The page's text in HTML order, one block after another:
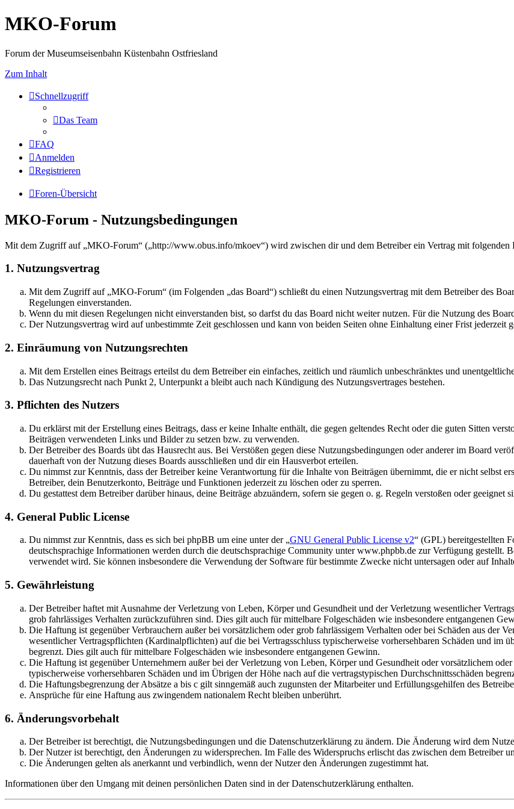
MKO-Forum
Forum der Museumseisenbahn Küstenbahn Ostfriesland
Zum Inhalt
Schnellzugriff
Das Team
FAQ
Anmelden
Registrieren
Foren-Übersicht
MKO-Forum - Nutzungsbedingungen
Mit dem Zugriff auf „MKO-Forum“ („http://www.obus.info/mkoev“) wird zwischen dir und dem Betreiber ein Vertrag mit folgenden
1. Nutzungsvertrag
Mit dem Zugriff auf „MKO-Forum“ (im Folgenden „das Board“) schließt du einen Nutzungsvertrag mit dem Betreiber des
Regelungen einverstanden.
Wenn du mit diesen Regelungen nicht einverstanden bist, so darfst du das Board nicht weiter nutzen. Für die Nutzung des
Der Nutzungsvertrag wird auf unbestimmte Zeit geschlossen und kann von beiden Seiten ohne Einhaltung einer Frist jederzeit
2. Einräumung von Nutzungsrechten
Mit dem Erstellen eines Beitrags erteilst du dem Betreiber ein einfaches, zeitlich und räumlich unbeschränktes und
Das Nutzungsrecht nach Punkt 2, Unterpunkt a bleibt auch nach Kündigung des Nutzungsvertrages bestehen.
3. Pflichten des Nutzers
Du erklärst mit der Erstellung eines Beitrags, dass er keine Inhalte enthält, die gegen geltendes Recht oder die guten Sitten
Beiträgen verwendeten Links und Bilder zu setzen bzw. zu verwenden.
Der Betreiber des Boards übt das Hausrecht aus. Bei Verstößen gegen diese Nutzungsbedingungen oder anderer im Board
dauerhaft von der Nutzung dieses Boards ausschließen und dir ein Hausverbot erteilen.
Du nimmst zur Kenntnis, dass der Betreiber keine Verantwortung für die Inhalte von Beiträgen übernimmt, die er nicht selbst
Betreiber, dein Benutzerkonto, Beiträge und Funktionen jederzeit zu löschen oder zu sperren.
Du gestattest dem Betreiber darüber hinaus, deine Beiträge abzuändern, sofern sie gegen o. g. Regeln verstoßen oder geeignet
4. General Public License
Du nimmst zur Kenntnis, dass es sich bei phpBB um eine unter der „GNU General Public License v2“ (GPL) bereitgestellten
deutschsprachige Informationen werden durch die deutschsprachige Community unter www.phpbb.de zur Verfügung gestellt.
verwendet wird. Sie können insbesondere die Verwendung der Software für bestimmte Zwecke nicht untersagen oder auf
5. Gewährleistung
Der Betreiber haftet mit Ausnahme der Verletzung von Leben, Körper und Gesundheit und der Verletzung wesentlicher
grob fahrlässiges Verhalten zurückzuführen sind. Dies gilt auch für mittelbare Folgeschäden wie insbesondere entgangenen
Die Haftung ist gegenüber Verbrauchern außer bei vorsätzlichem oder grob fahrlässigem Verhalten oder bei Schäden aus der
wesentlicher Vertragspflichten (Kardinalpflichten) auf die bei Vertragsschluss typischerweise vorhersehbaren Schäden und im
begrenzt. Dies gilt auch für mittelbare Folgeschäden wie insbesondere entgangenen Gewinn.
Die Haftung ist gegenüber Unternehmern außer bei der Verletzung von Leben, Körper und Gesundheit oder vorsätzlichem
typischerweise vorhersehbaren Schäden und im Übrigen der Höhe nach auf die vertragstypischen Durchschnittsschäden
Die Haftungsbegrenzung der Absätze a bis c gilt sinngemäß auch zugunsten der Mitarbeiter und Erfüllungsgehilfen des
Ansprüche für eine Haftung aus zwingendem nationalem Recht bleiben unberührt.
6. Änderungsvorbehalt
Der Betreiber ist berechtigt, die Nutzungsbedingungen und die Datenschutzerklärung zu ändern. Die Änderung wird dem
Der Nutzer ist berechtigt, den Änderungen zu widersprechen. Im Falle des Widerspruchs erlischt das zwischen dem Betreiber
Die Änderungen gelten als anerkannt und verbindlich, wenn der Nutzer den Änderungen zugestimmt hat.
Informationen über den Umgang mit deinen persönlichen Daten sind in der Datenschutzerklärung enthalten.